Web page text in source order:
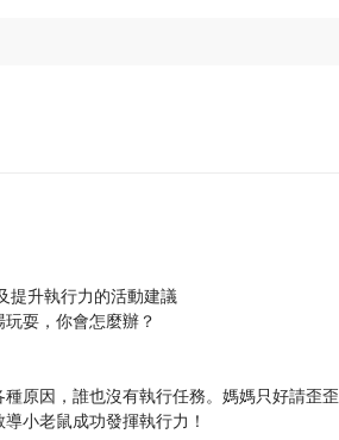
提升執行力的活動建議
耍，你會怎麼辦？
原因，誰也沒有執行任務。媽媽只好請歪歪
小老鼠成功發揮執行力！